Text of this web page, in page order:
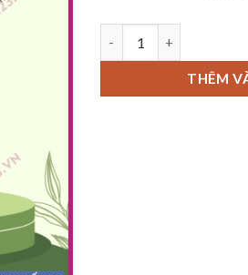
MÁY RỬA BÁT BOSCH
THÊM